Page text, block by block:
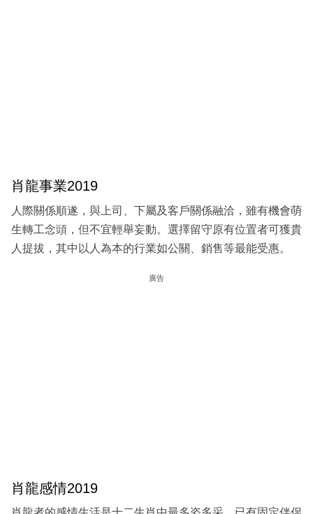
肖龍事業2019
人際關係順遂，與上司、下屬及客戶關係融洽，雖有機會萌
生轉工念頭，但不宜輕舉妄動。選擇留守原有位置者可獲貴
人提拔，其中以人為本的行業如公關、銷售等最能受惠。
廣告
肖龍感情2019